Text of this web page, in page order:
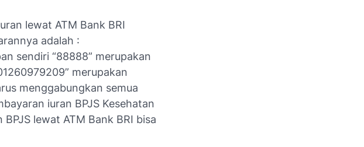
lewat ATM Bank BRI
adalah :
sendiri “88888” merupakan
merupakan
menggabungkan semua
iuran BPJS Kesehatan
lewat ATM Bank BRI bisa